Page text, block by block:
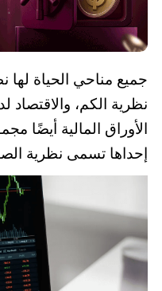
جميع مناحي الحياة لها
نظرية الكم،
الأوراق المالية أيضًا
إحداها تسمى نظرية